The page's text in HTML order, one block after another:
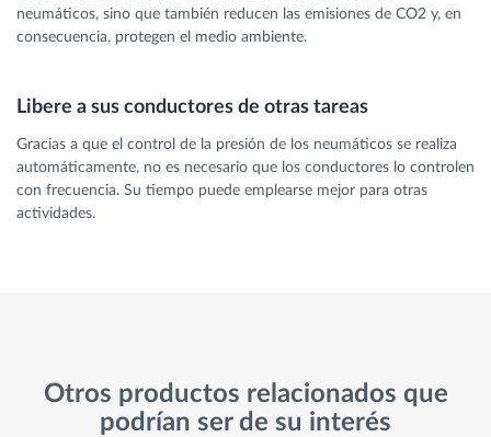
neumáticos, sino que también reducen las emisiones de CO2 y, en
consecuencia, protegen el medio ambiente.
Libere a sus conductores de otras tareas
Gracias a que el control de la presión de los neumáticos se realiza
automáticamente, no es necesario que los conductores lo controlen
con frecuencia. Su tiempo puede emplearse mejor para otras
actividades.
Otros productos relacionados que
podrían ser de su interés